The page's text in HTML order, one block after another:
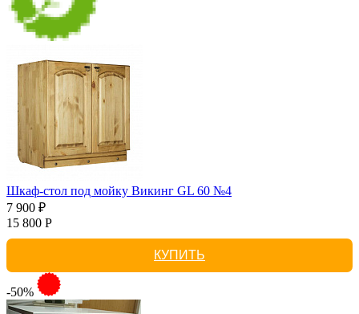
Шкаф-стол под мойку Викинг GL 60 №4
7 900 ₽
15 800 Р
КУПИТЬ
-50%